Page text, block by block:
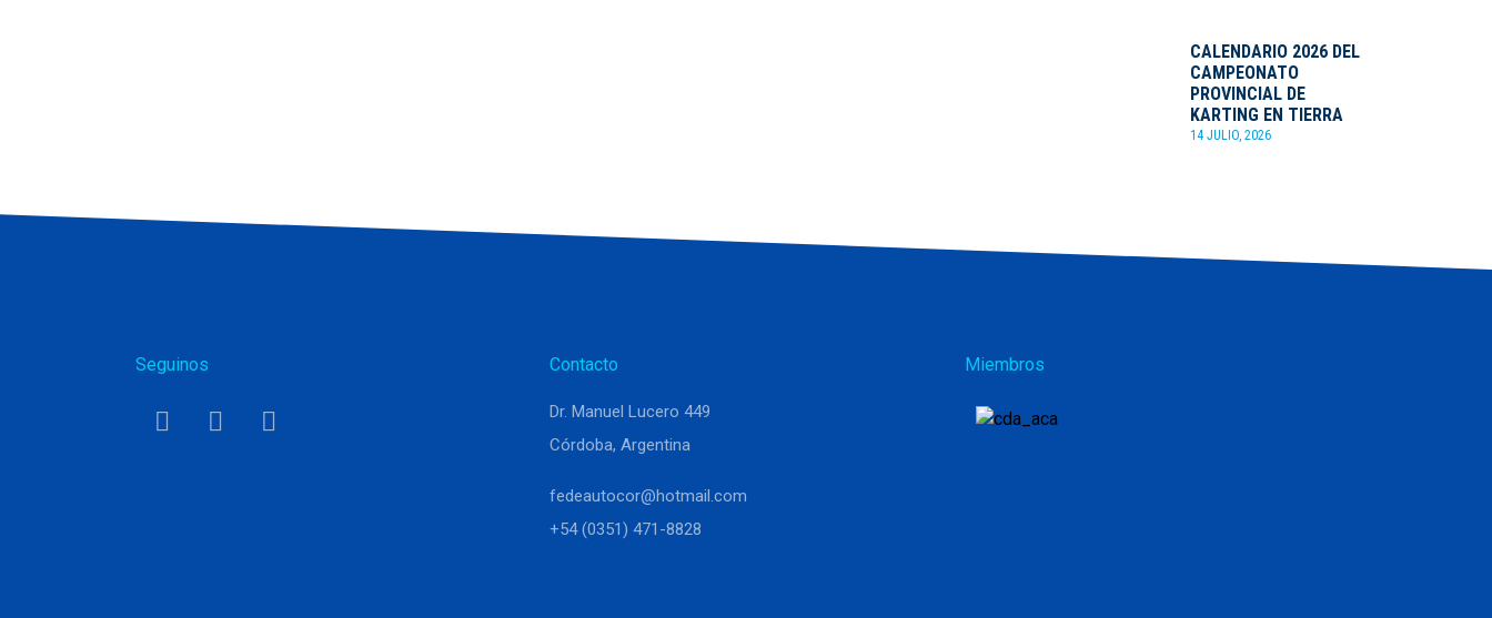
CALENDARIO 2026 DEL
CAMPEONATO
PROVINCIAL DE
KARTING EN TIERRA
14 JULIO, 2026
Seguinos Contacto
Dr. Manuel Lucero 449
Córdoba, Argentina
fedeautocor@hotmail.com
+54 (0351) 471-8828
Miembros